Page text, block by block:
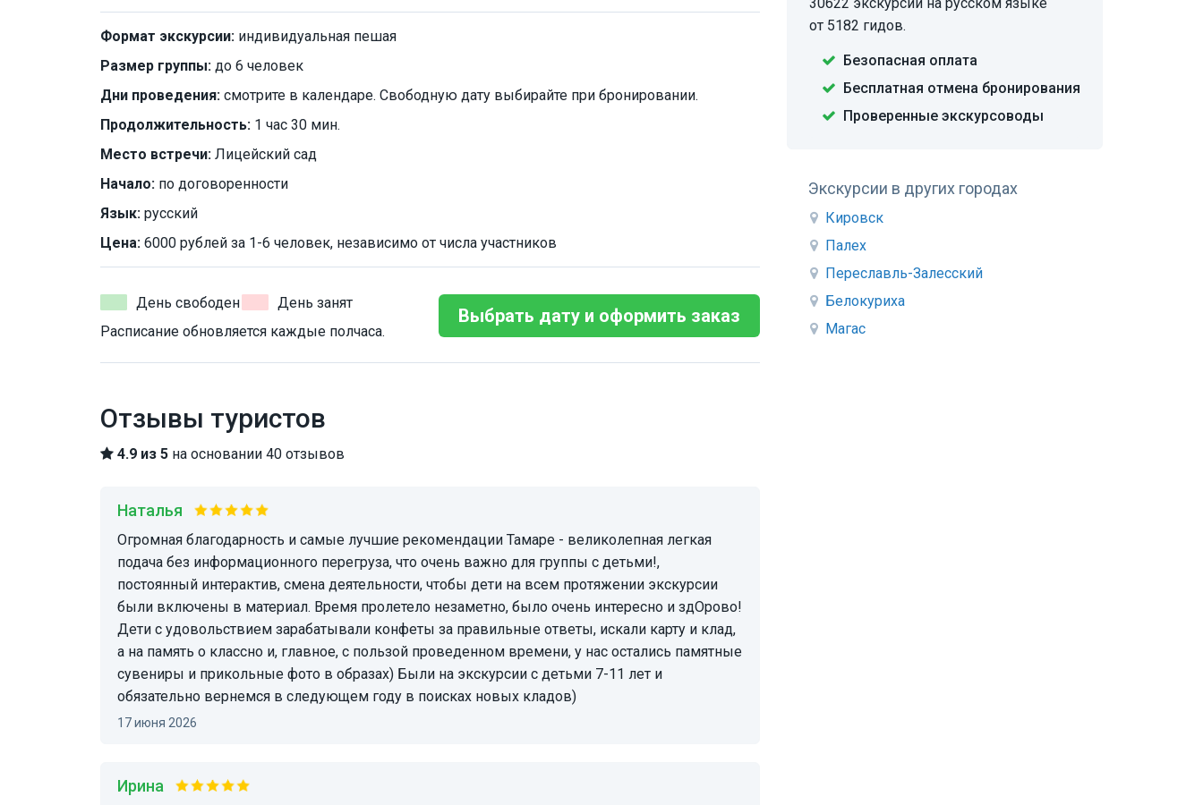
Формат экскурсии: индивидуальная пешая
Размер группы: до 6 человек
Дни проведения: смотрите в календаре. Свободную дату выбирайте при бронировании.
Продолжительность: 1 час 30 мин.
Место встречи: Лицейский сад
Начало: по договоренности
Язык: русский
Цена: 6000 рублей за 1-6 человек, независимо от числа участников
День свободен
День занят
Расписание обновляется каждые полчаса.
Выбрать дату и оформить заказ
Отзывы туристов
4.9 из 5 на основании 40 отзывов
Наталья
Огромная благодарность и самые лучшие рекомендации Тамаре - великолепная легкая
подача без информационного перегруза, что очень важно для группы с детьми!,
постоянный интерактив, смена деятельности, чтобы дети на всем протяжении экскурсии
были включены в материал. Время пролетело незаметно, было очень интересно и здОрово!
Дети с удовольствием зарабатывали конфеты за правильные ответы, искали карту и клад,
а на память о классно и, главное, с пользой проведенном времени, у нас остались памятные
сувениры и прикольные фото в образах) Были на экскурсии с детьми 7-11 лет и
обязательно вернемся в следующем году в поисках новых кладов)
17 июня 2026
Ирина
от 5182 гидов.
Безопасная оплата
Бесплатная отмена бронирования
Проверенные экскурсоводы
Экскурсии в других городах
Кировск
Палех
Переславль-Залесский
Белокуриха
Магас